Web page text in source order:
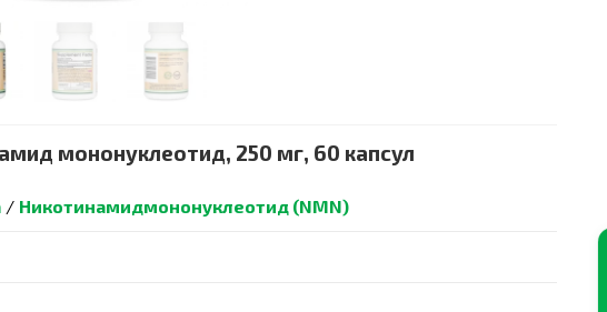
мононуклеотид, 250 мг, 60 капсул
/ Никотинамидмононуклеотид (NMN)